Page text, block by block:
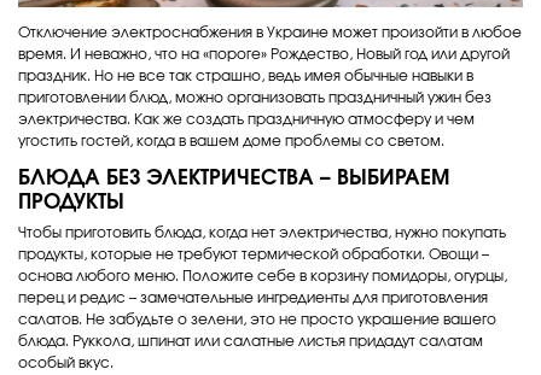
Отключение электроснабжения в Украине может произойти в любое
время. И неважно, что на «пороге» Рождество, Новый год или другой
праздник. Но не все так страшно, ведь имея обычные навыки в
приготовлении блюд, можно организовать праздничный ужин без
электричества. Как же создать праздничную атмосферу и чем
угостить гостей, когда в вашем доме проблемы со светом.
БЛЮДА БЕЗ ЭЛЕКТРИЧЕСТВА – ВЫБИРАЕМ
ПРОДУКТЫ
Чтобы приготовить блюда, когда нет электричества, нужно покупать
продукты, которые не требуют термической обработки. Овощи –
основа любого меню. Положите себе в корзину помидоры, огурцы,
перец и редис – замечательные ингредиенты для приготовления
салатов. Не забудьте о зелени, это не просто украшение вашего
блюда. Руккола, шпинат или салатные листья придадут салатам
особый вкус.